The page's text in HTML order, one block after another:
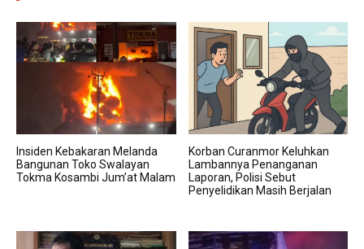
Insiden Kebakaran Melanda
Bangunan Toko Swalayan
Tokma Kosambi Jum’at Malam
Korban Curanmor Keluhkan
Lambannya Penanganan
Laporan, Polisi Sebut
Penyelidikan Masih Berjalan